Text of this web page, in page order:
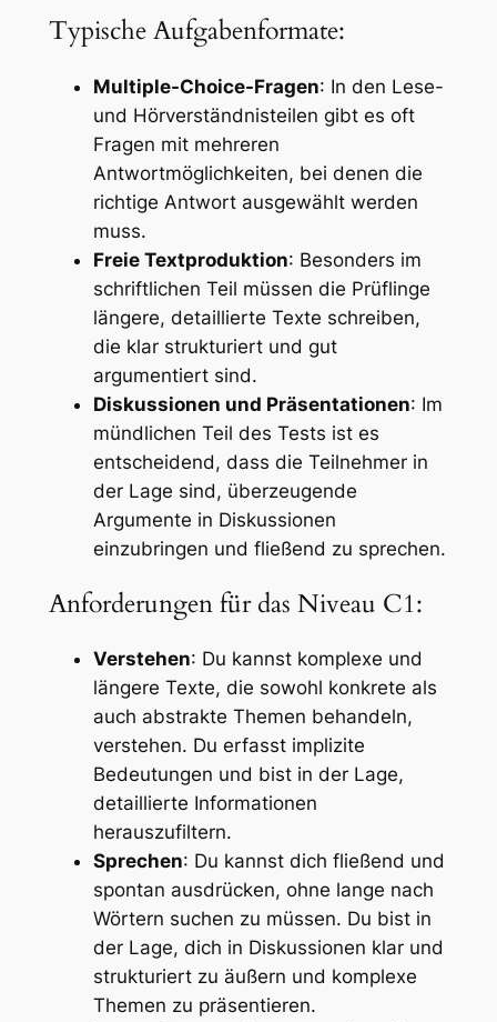
Typische Aufgabenformate:
Multiple-Choice-Fragen: In den Lese-
und Hörverständnisteilen gibt es oft
Fragen mit mehreren
Antwortmöglichkeiten, bei denen die
richtige Antwort ausgewählt werden
muss.
Freie Textproduktion: Besonders im
schriftlichen Teil müssen die Prüflinge
längere, detaillierte Texte schreiben,
die klar strukturiert und gut
argumentiert sind.
Diskussionen und Präsentationen: Im
mündlichen Teil des Tests ist es
entscheidend, dass die Teilnehmer in
der Lage sind, überzeugende
Argumente in Diskussionen
einzubringen und fließend zu sprechen.
Anforderungen für das Niveau C1:
Verstehen: Du kannst komplexe und
längere Texte, die sowohl konkrete als
auch abstrakte Themen behandeln,
verstehen. Du erfasst implizite
Bedeutungen und bist in der Lage,
detaillierte Informationen
herauszufiltern.
Sprechen: Du kannst dich fließend und
spontan ausdrücken, ohne lange nach
Wörtern suchen zu müssen. Du bist in
der Lage, dich in Diskussionen klar und
strukturiert zu äußern und komplexe
Themen zu präsentieren.